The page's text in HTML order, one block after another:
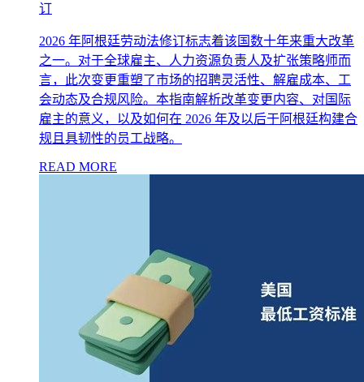
订
2026 年阿根廷劳动法修订标志着该国数十年来重大改革
之一。对于全球雇主、人力资源负责人及扩张策略师而
言，此次变更重塑了市场的招聘灵活性、解雇成本、工
会动态及合规风险。本指南解析改革变更内容、对国际
雇主的意义，以及如何在 2026 年及以后于阿根廷构建合
规且具韧性的员工战略。
READ MORE